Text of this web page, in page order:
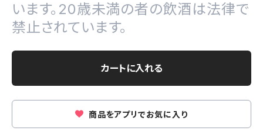
います。20歳未満の者の飲酒は法律で
禁止されています。
カートに入れる
商品をアプリでお気に入り